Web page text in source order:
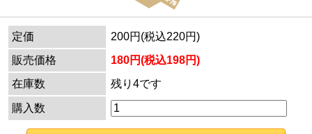
定価
200円(税込220円)
販売価格
180円(税込198円)
在庫数
残り4です
購入数